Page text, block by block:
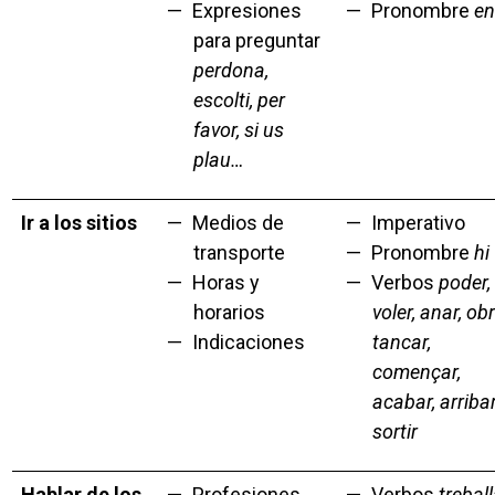
Expresiones
para preguntar
perdona,
escolti, per
favor, si us
plau…
Pronombre en
Ir a los sitios
Medios de
transporte
Horas y
horarios
Indicaciones
Imperativo
Pronombre hi
Verbos poder,
voler, anar,
tancar,
començar,
acabar,
sortir